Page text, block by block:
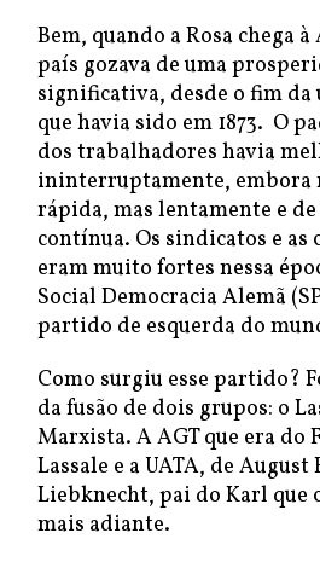
Bem, quando a Rosa chega
país gozava de uma
significativa, desde o fim
que havia sido em 1873. O
dos trabalhadores havia
ininterruptamente, embora
rápida, mas lentamente e
contínua. Os sindicatos e as
eram muito fortes nessa
Social Democracia Alemã
partido de esquerda do
Como surgiu esse partido?
da fusão de dois grupos: o
Marxista. A AGT que era do
Lassale e a UATA, de
Liebknecht, pai do Karl que
mais adiante.